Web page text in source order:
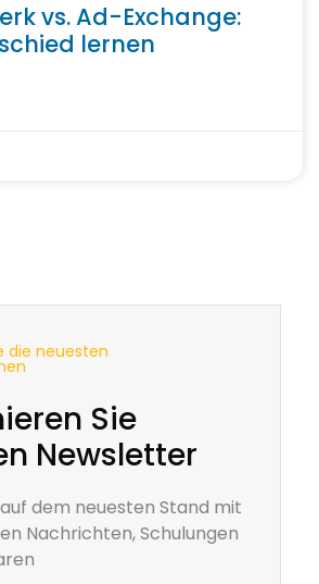
vs. Ad-Exchange:
lernen
die neuesten
Sie
Newsletter
dem neuesten Stand mit
Nachrichten, Schulungen